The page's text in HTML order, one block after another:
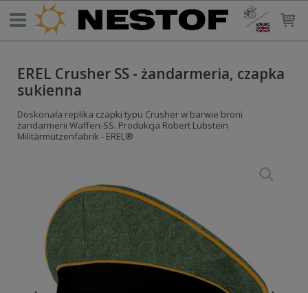
EREL Crusher SS - żandarmeria, czapka
sukienna
Doskonała replika czapki typu Crusher w barwie broni
żandarmerii Waffen-SS. Produkcja Robert Lubstein
Militärmützenfabrik - EREL®